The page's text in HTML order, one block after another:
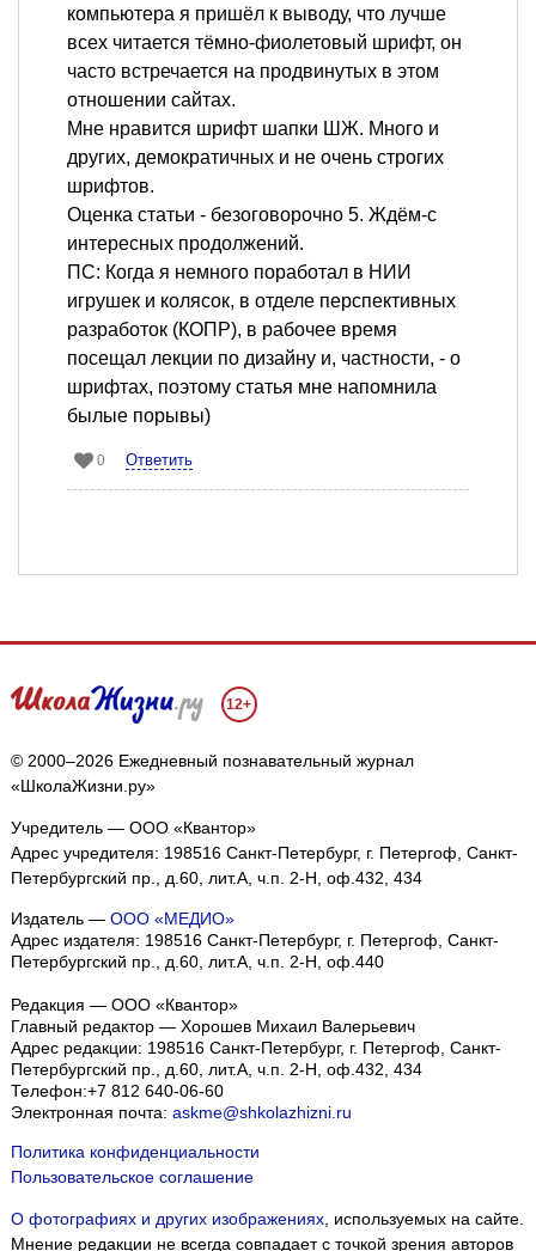
компьютера я пришёл к выводу, что лучше
всех читается тёмно-фиолетовый шрифт, он
часто встречается на продвинутых в этом
отношении сайтах.
Мне нравится шрифт шапки ШЖ. Много и
других, демократичных и не очень строгих
шрифтов.
Оценка статьи - безоговорочно 5. Ждём-с
интересных продолжений.
ПС: Когда я немного поработал в НИИ
игрушек и колясок, в отделе перспективных
разработок (КОПР), в рабочее время
посещал лекции по дизайну и, частности, - о
шрифтах, поэтому статья мне напомнила
былые порывы)
0 Ответить
12+
© 2000–2026 Ежедневный познавательный журнал
«ШколаЖизни.ру»
Учредитель — ООО «Квантор»
Адрес учредителя: 198516 Санкт-Петербург, г. Петергоф, Санкт-
Петербургский пр., д.60, лит.А, ч.п. 2-Н, оф.432, 434
Издатель — ООО «МЕДИО»
Адрес издателя: 198516 Санкт-Петербург, г. Петергоф, Санкт-
Петербургский пр., д.60, лит.А, ч.п. 2-Н, оф.440
Редакция — ООО «Квантор»
Главный редактор — Хорошев Михаил Валерьевич
Адрес редакции: 198516 Санкт-Петербург, г. Петергоф Санкт-
Петербургский пр., д.60, лит.А, ч.п. 2-Н, оф.432, 434
Телефон:+7 812 640-06-60
Электронная почта: askme@shkolazhizni.ru
Политика конфиденциальности
Пользовательское соглашение
О фотографиях и других изображениях, используемых на сайте.
Мнение редакции не всегда совпадает с точкой зрения авторов